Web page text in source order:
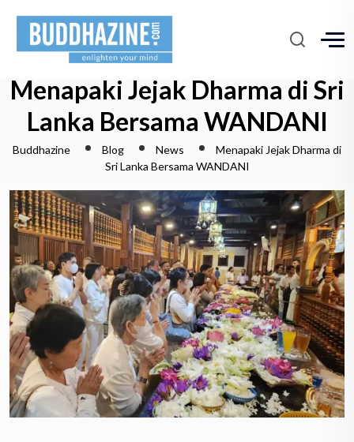
Menapaki Jejak Dharma di Sri
Lanka Bersama WANDANI
Buddhazine Blog News
Menapaki Jejak Dharma di
Sri Lanka Bersama WANDANI